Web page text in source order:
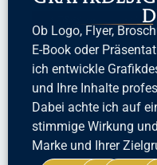
Ob Logo, Flyer,
E-Book oder
ich entwickle
und Ihre Inhalte
Dabei achte ich auf
stimmige Wirkung
Marke und Ihrer